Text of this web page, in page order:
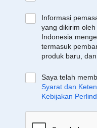
Informasi
yang dikirim
Indonesia
termasuk
produk baru,
Saya telah
Syarat dan
Kebijakan